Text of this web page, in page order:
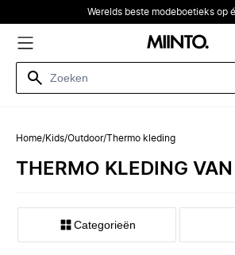
Werelds beste modeboetieks op
Home/Kids/Outdoor/Thermo kleding
THERMO KLEDING
Categorieën